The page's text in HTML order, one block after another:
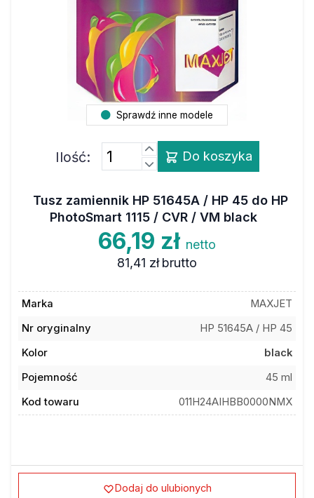
Sprawdź inne modele
Ilość: Do koszyka
Tusz zamiennik HP 51645A / HP 45 do HP
PhotoSmart 1115 / CVR / VM black
66,19 zł netto
81,41 zł brutto
Marka
MAXJET
Nr oryginalny
HP 51645A / HP 45
Kolor
black
Pojemność
45 ml
Kod towaru
011H24AIHBB0000NMX
Dodaj do ulubionych